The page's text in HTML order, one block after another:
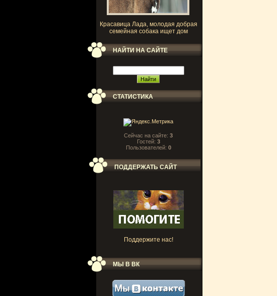
Красавица Лада, молодая добрая
семейная собака ищет дом
НАЙТИ НА САЙТЕ
СТАТИСТИКА
Сейчас на сайте: 3
Гостей: 3
Пользователей: 0
ПОДДЕРЖАТЬ САЙТ
Поддержите нас!
МЫ В ВК